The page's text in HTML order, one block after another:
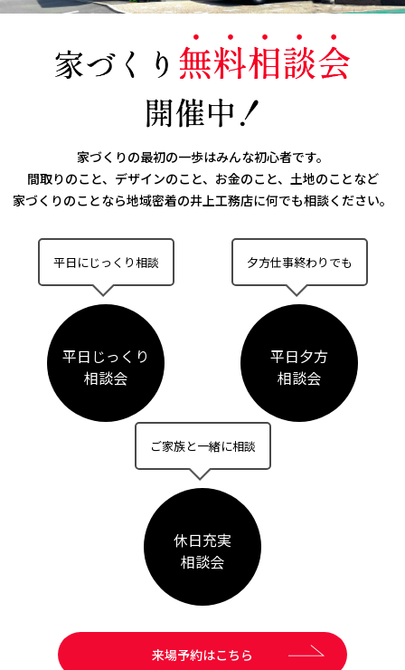
家づくりの最初の一歩はみんな初心者です。
間取りのこと、デザインのこと、お金のこと、土地のことなど
家づくりのことなら地域密着の井上工務店に何でも相談ください。
平日にじっくり相談
平日じっくり
相談会
夕方仕事終わりでも
平日夕方
相談会
ご家族と一緒に相談
休日充実
相談会
来場予約はこちら